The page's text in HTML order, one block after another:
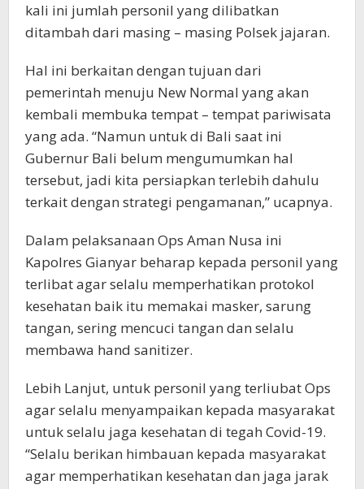
kali ini jumlah personil yang dilibatkan
ditambah dari masing – masing Polsek jajaran.
Hal ini berkaitan dengan tujuan dari
pemerintah menuju New Normal yang akan
kembali membuka tempat – tempat pariwisata
yang ada. “Namun untuk di Bali saat ini
Gubernur Bali belum mengumumkan hal
tersebut, jadi kita persiapkan terlebih dahulu
terkait dengan strategi pengamanan,” ucapnya.
Dalam pelaksanaan Ops Aman Nusa ini
Kapolres Gianyar beharap kepada personil yang
terlibat agar selalu memperhatikan protokol
kesehatan baik itu memakai masker, sarung
tangan, sering mencuci tangan dan selalu
membawa hand sanitizer.
Lebih Lanjut, untuk personil yang terliubat Ops
agar selalu menyampaikan kepada masyarakat
untuk selalu jaga kesehatan di tegah Covid-19.
“Selalu berikan himbauan kepada masyarakat
agar memperhatikan kesehatan dan jaga jarak